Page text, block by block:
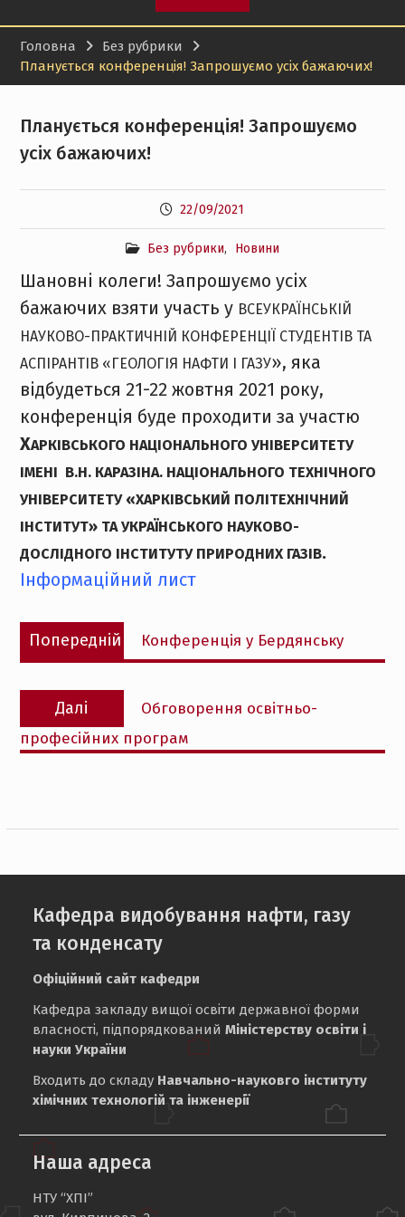
Головна
Без рубрики
Планується конференція! Запрошуємо усіх бажаючих!
Планується конференція! Запрошуємо
усіх бажаючих!
22/09/2021
Без рубрики, Новини
Шановні колеги! Запрошуємо усіх
бажаючих взяти участь у ВСЕУКРАЇНСЬКІЙ
НАУКОВО-ПРАКТИЧНІЙ КОНФЕРЕНЦІЇ СТУДЕНТІВ ТА
АСПІРАНТІВ «ГЕОЛОГІЯ НАФТИ І ГАЗУ», яка
відбудеться 21-22 жовтня 2021 року,
конференція буде проходити за участю
ХАРКІВСЬКОГО НАЦІОНАЛЬНОГО УНІВЕРСИТЕТУ
ІМЕНІ В.Н. КАРАЗІНА. НАЦІОНАЛЬНОГО ТЕХНІЧНОГО
УНІВЕРСИТЕТУ «ХАРКІВСЬКИЙ ПОЛІТЕХНІЧНИЙ
ІНСТИТУТ» ТАУКРАЇНСЬКОГО НАУКОВО-
ДОСЛІДНОГО ІНСТИТУТУ ПРИРОДНИХ ГАЗІВ.
Інформаційний лист
Навігація
записів
Попередній
Попередній
запис:
Конференція у Бердянську
Далі
Наступний
запис:
Обговорення освітньо-
професійних програм
Кафедра видобування нафти, газу
та конденсату
Офіційний сайт кафедри
Кафедра закладу вищої освіти державної форми
власності, підпорядкованийМіністерству освіти і
науки України
Входить до складу Навчально-науковго інституту
хімічних технологій та інженерії
Наша адреса
НТУ “ХПІ”